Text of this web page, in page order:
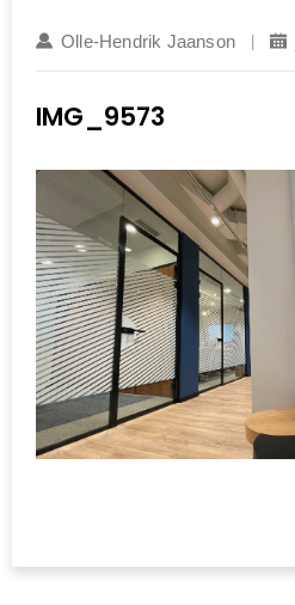
Olle-Hendrik Jaanson
IMG_9573